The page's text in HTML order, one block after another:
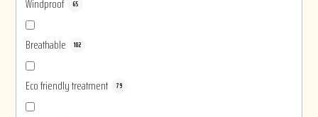
Windproof 65
Breathable 102
Eco friendly treatment 79